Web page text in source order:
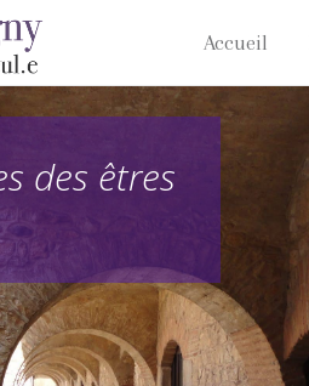
Accueil
des êtres